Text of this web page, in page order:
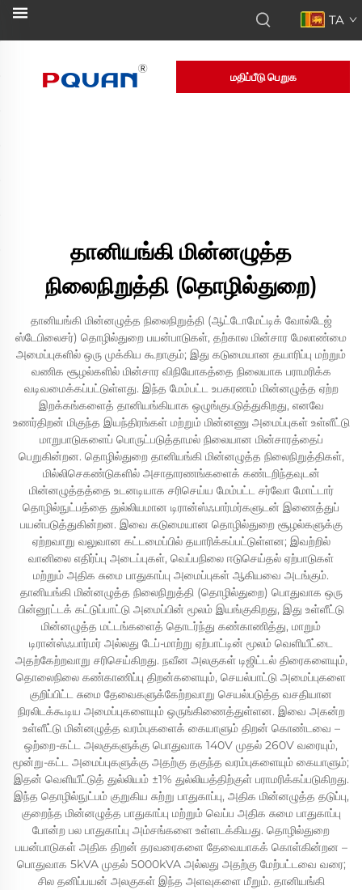
TA
மதிப்பீடு பெறுக
தானியங்கி மின்னழுத்த
நிலைநிறுத்தி (தொழில்துறை)
தானியங்கி மின்னழுத்த நிலைநிறுத்தி (ஆட்டோமேட்டிக் வோல்டேஜ்
ஸ்டேபிலைசர்) தொழில்துறை பயன்பாடுகள், தற்கால மின்சார மேலாண்மை
அமைப்புகளில் ஒரு முக்கிய கூறாகும்; இது கடுமையான தயாரிப்பு மற்றும்
வணிக சூழல்களில் மின்சார விநியோகத்தை நிலையாக பராமரிக்க
வடிவமைக்கப்பட்டுள்ளது. இந்த மேம்பட்ட உபகரணம் மின்னழுத்த ஏற்ற
இறக்கங்களைத் தானியங்கியாக ஒழுங்குபடுத்துகிறது, எனவே
உணர்திறன் மிகுந்த இயந்திரங்கள் மற்றும் மின்னணு அமைப்புகள் உள்ளீட்டு
மாறுபாடுகளைப் பொருட்படுத்தாமல் நிலையான மின்சாரத்தைப்
பெறுகின்றன. தொழில்துறை தானியங்கி மின்னழுத்த நிலைநிறுத்திகள்,
மில்லிசெகண்டுகளில் அசாதாரணங்களைக் கண்டறிந்தவுடன்
மின்னழுத்தத்தை உடனடியாக சரிசெய்ய மேம்பட்ட சர்வோ மோட்டார்
தொழில்நுட்பத்தை துல்லியமான டிரான்ஸ்ஃபார்மர்களுடன் இணைத்துப்
பயன்படுத்துகின்றன. இவை கடுமையான தொழில்துறை சூழல்களுக்கு
ஏற்றவாறு வலுவான கட்டமைப்பில் தயாரிக்கப்பட்டுள்ளன; இவற்றில்
வானிலை எதிர்ப்பு அடைப்புகள், வெப்பநிலை ஈடுசெய்தல் ஏற்பாடுகள்
மற்றும் அதிக சுமை பாதுகாப்பு அமைப்புகள் ஆகியவை அடங்கும்.
தானியங்கி மின்னழுத்த நிலைநிறுத்தி (தொழில்துறை) பொதுவாக ஒரு
பின்னூட்டக் கட்டுப்பாட்டு அமைப்பின் மூலம் இயங்குகிறது, இது உள்ளீட்டு
மின்னழுத்த மட்டங்களைத் தொடர்ந்து கண்காணித்து, மாறும்
டிரான்ஸ்ஃபார்மர் அல்லது டேப்-மாற்று ஏற்பாட்டின் மூலம் வெளியீட்டை
அதற்கேற்றவாறு சரிசெய்கிறது. நவீன அலகுகள் டிஜிட்டல் திரைகளையும்,
தொலைநிலை கண்காணிப்பு திறன்களையும், செயல்பாட்டு அமைப்புகளை
குறிப்பிட்ட சுமை தேவைகளுக்கேற்றவாறு செயல்படுத்த வசதியான
நிரலிடக்கூடிய அமைப்புகளையும் ஒருங்கிணைத்துள்ளன. இவை அகன்ற
உள்ளீட்டு மின்னழுத்த வரம்புகளைக் கையாளும் திறன் கொண்டவை –
ஒற்றை-கட்ட அலகுகளுக்கு பொதுவாக 140V முதல் 260V வரையும்,
மூன்று-கட்ட அமைப்புகளுக்கு அதற்கு தகுந்த வரம்புகளையும் கையாளும்;
இதன் வெளியீட்டுத் துல்லியம் ±1% துல்லியத்திற்குள் பராமரிக்கப்படுகிறது.
இந்த தொழில்நுட்பம் குறுகிய சுற்று பாதுகாப்பு, அதிக மின்னழுத்த தடுப்பு,
குறைந்த மின்னழுத்த பாதுகாப்பு மற்றும் வெப்ப அதிக சுமை பாதுகாப்பு
போன்ற பல பாதுகாப்பு அம்சங்களை உள்ளடக்கியது. தொழில்துறை
பயன்பாடுகள் அதிக திறன் தரவரைகளை தேவையாகக் கொள்கின்றன –
பொதுவாக 5kVA முதல் 5000kVA அல்லது அதற்கு மேற்பட்டவை வரை;
சில தனிப்பயன் அலகுகள் இந்த அளவுகளை மீறும். தானியங்கி